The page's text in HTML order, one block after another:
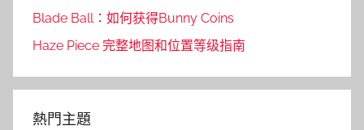
Blade Ball：如何获得Bunny Coins
Haze Piece 完整地图和位置等级指南
熱門主題